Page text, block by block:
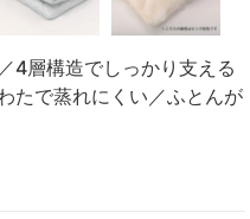
4層構造でしっかり支える
たで蒸れにくい／ふとんが